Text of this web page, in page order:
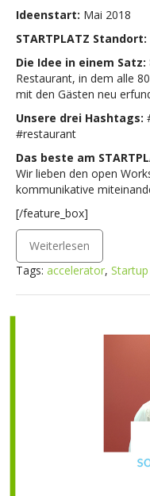
Ideenstart: Mai 2018
STARTPLATZ Standort:
Die Idee in einem Satz:
Restaurant, in dem alle
mit den Gästen neu
Unsere drei Hashtags:
#restaurant
Das beste am
Wir lieben den open
kommunikative
[/feature_box]
Weiterlesen
Tags: accelerator, Startup